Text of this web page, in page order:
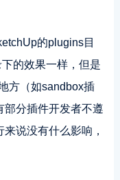
的plugins目
的效果一样，但是
方（如sandbox插
部分插件开发者不遵
说没有什么影响，